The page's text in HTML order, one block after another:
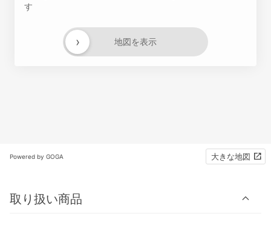
す
地図を表示
›
Powered by GOGA 大きな地図
取り扱い商品